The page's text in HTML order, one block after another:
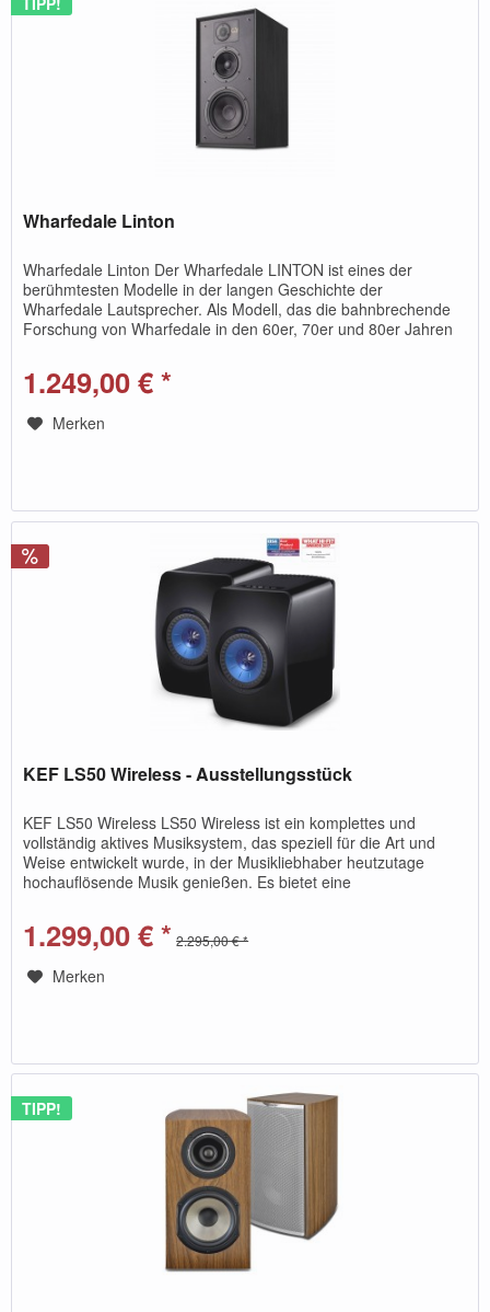
Wharfedale Linton
Wharfedale Linton Der Wharfedale LINTON ist eines der
berühmtesten Modelle in der langen Geschichte der
Wharfedale Lautsprecher. Als Modell, das die bahnbrechende
Forschung von Wharfedale in den 60er, 70er und 80er Jahren
1.249,00 € *
Merken
KEF LS50 Wireless - Ausstellungsstück
KEF LS50 Wireless LS50 Wireless ist ein komplettes und
vollständig aktives Musiksystem, das speziell für die Art und
Weise entwickelt wurde, in der Musikliebhaber heutzutage
hochauflösende Musik genießen. Es bietet eine
1.299,00 € * 2.295,00 € *
Merken
TIPP!